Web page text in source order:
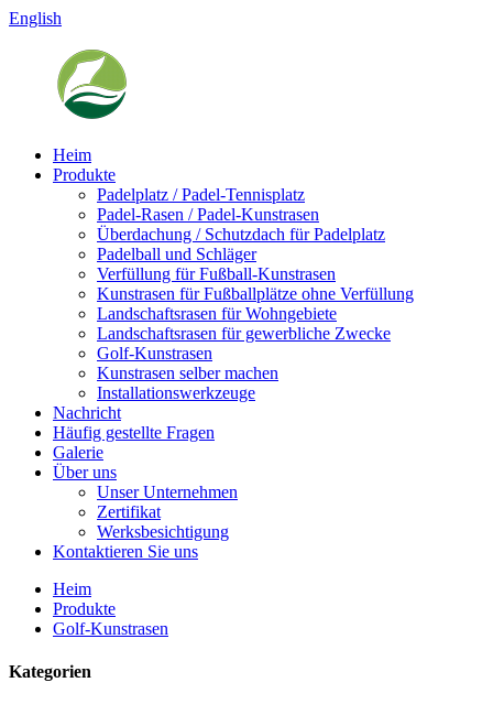
English
Heim
Produkte
Padelplatz / Padel-Tennisplatz
Padel-Rasen / Padel-Kunstrasen
Überdachung / Schutzdach für Padelplatz
Padelball und Schläger
Verfüllung für Fußball-Kunstrasen
Kunstrasen für Fußballplätze ohne Verfüllung
Landschaftsrasen für Wohngebiete
Landschaftsrasen für gewerbliche Zwecke
Golf-Kunstrasen
Kunstrasen selber machen
Installationswerkzeuge
Nachricht
Häufig gestellte Fragen
Galerie
Über uns
Unser Unternehmen
Zertifikat
Werksbesichtigung
Kontaktieren Sie uns
Heim
Produkte
Golf-Kunstrasen
Kategorien